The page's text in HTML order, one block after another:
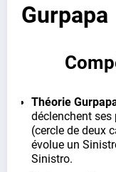
Gurpapa
Théorie
déclenchent
(cercle de deux
évolue un
Sinistro.